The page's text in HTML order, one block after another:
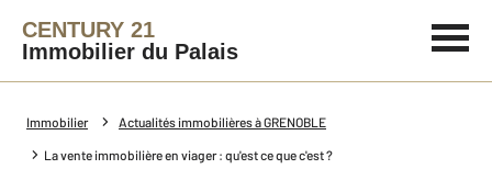
CENTURY 21
Immobilier du Palais
Immobilier Actualités immobilières à GRENOBLE
La vente immobilière en viager : qu'est ce que c'est ?